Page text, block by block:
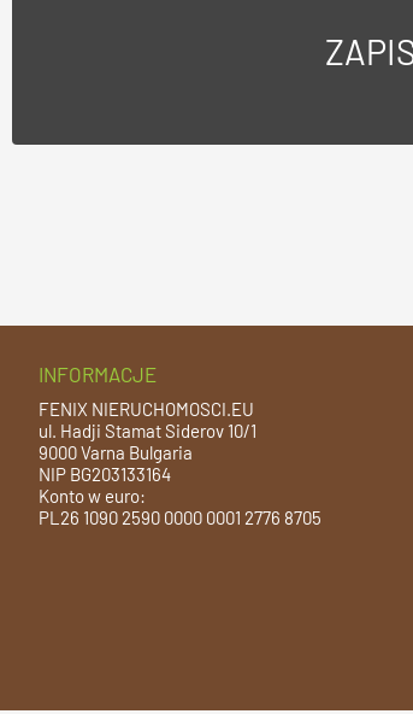
INFORMACJE
FENIX NIERUCHOMOSCI.EU
ul. Hadji Stamat Siderov 10/1
9000 Varna Bulgaria
NIP BG203133164
Konto w euro:
PL26 1090 2590 0000 0001 2776 8705